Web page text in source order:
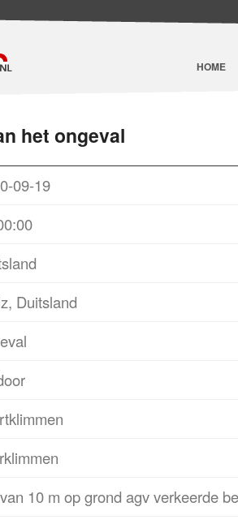
HOME
het ongeval
09-19
Duitsland
10 m op grond agv verkeerde